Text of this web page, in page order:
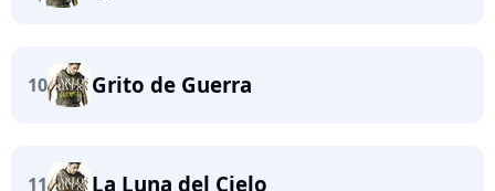
10 Grito de Guerra
11 La Luna del Cielo